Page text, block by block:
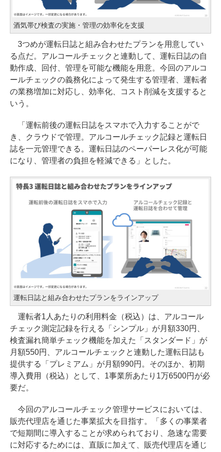
酒気帯び検査の実施・管理の効率化を支援
3つめが運転日誌と組み合わせたプランを用意してい
る点だ。アルコールチェックと連動して、運転日誌の自
動作成、回付、管理を可能な機能を用意。今回のアルコ
ールチェックの義務化によって発生する管理者、運転者
の業務増加に対応し、効率化、コスト削減を支援すると
いう。
「運転前後の運転日誌をスマホで入力することがで
き、クラウドで管理。アルコールチェック記録と運転日
誌を一元管理できる。運転日誌のペーパーレス化が可能
になり、管理者の負担を軽減できる」とした。
運転日誌と組み合わせたプランをラインアップ
運転者1人あたりの利用料金（税込）は、アルコール
チェック測定記録を行える「シンプル」が月額330円、
検査漏れ簡単チェック機能を加えた「スタンダード」が
月額550円、アルコールチェックと連動した運転日誌も
提供する「プレミアム」が月額990円。そのほか、初期
導入費用（税込）として、1事業所あたり1万6500円が必
要だ。
今回のアルコールチェック管理サービスにおいては、
販売代理店を通じた事業拡大を目指す。「多くの事業者
で短期間に導入することが求められており、急速な需要
に対応するためには、直販に加えて、販売代理店を通じ